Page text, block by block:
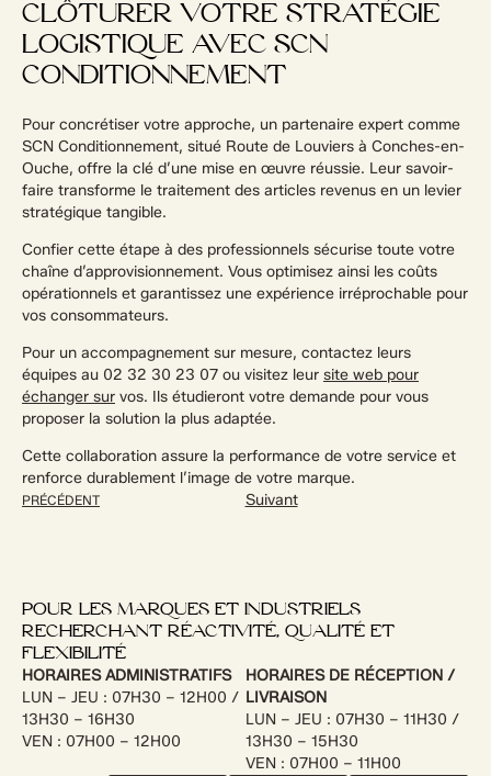
CLÔTURER VOTRE STRATÉGIE
LOGISTIQUE AVEC SCN
CONDITIONNEMENT
Pour concrétiser votre approche, un partenaire expert comme
SCN Conditionnement, situé Route de Louviers à Conches-en-
Ouche, offre la clé d’une mise en œuvre réussie. Leur savoir-
faire transforme le traitement des articles revenus en un levier
stratégique tangible.
Confier cette étape à des professionnels sécurise toute votre
chaîne d’approvisionnement. Vous optimisez ainsi les coûts
opérationnels et garantissez une expérience irréprochable pour
vos consommateurs.
Pour un accompagnement sur mesure, contactez leurs
équipes au 02 32 30 23 07 ou visitez leur site web pour
échanger sur vos. Ils étudieront votre demande pour vous
proposer la solution la plus adaptée.
Cette collaboration assure la performance de votre service et
renforce durablement l’image de votre marque.
PRÉCÉDENT Suivant
POUR LES MARQUES ET INDUSTRIELS
RECHERCHANT RÉACTIVITÉ, QUALITÉ ET
FLEXIBILITÉ
HORAIRES ADMINISTRATIFS
LUN – JEU : 07H30 – 12H00 /
13H30 – 16H30
VEN : 07H00 – 12H00
HORAIRES DE RÉCEPTION /
LIVRAISON
LUN – JEU : 07H30 – 11H30 /
13H30 – 15H30
VEN : 07H00 – 11H00